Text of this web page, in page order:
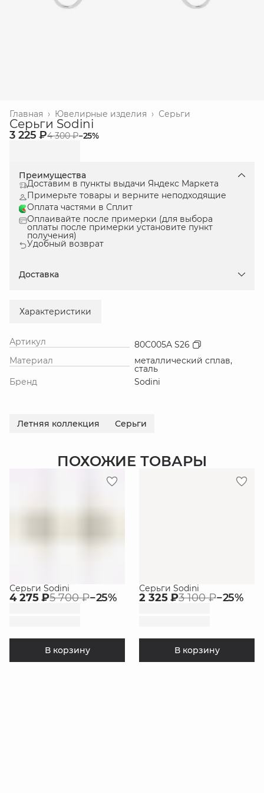
Серьги
Ювелиpные изделия ›
Главная ›
Серьги Sodini
3 225 ₽4 300 ₽−25%
Преимущества
Доставим в пункты выдачи Яндекс Маркета
Примерьте товары и верните неподходящие
Оплата частями в Сплит
Оплаивайте после примерки (для выбора
оплаты после примерки установите пункт
получения)
Удобный возврат
Доставка
Характеристики
Артикул
80C005A S26
Материал
металлический сплав,
сталь
Бренд
Sodini
Летняя коллекция Серьги
ПОХОЖИЕ ТОВАРЫ
Серьги Sodini
4 275 ₽5 700 ₽−25%
В корзину
Серьги Sodini
2 325 ₽3 100 ₽−25%
В корзину